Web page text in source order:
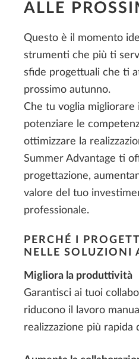
ALLE
Questo è il momento
strumenti che più ti
sfide progettuali che ti
prossimo autunno.
Che tu voglia
potenziare le
ottimizzare la
Summer Advantage ti
progettazione,
valore del tuo
professionale.
PERCHÉ I
NELLE SOLUZIONI
Migliora la produttività
Garantisci ai tuoi
riducono il lavoro
realizzazione più rapida